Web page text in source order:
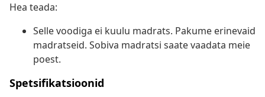
Hea teada:
Selle voodiga ei kuulu madrats. Pakume erinevaid
madratseid. Sobiva madratsi saate vaadata meie
poest.
Spetsifikatsioonid